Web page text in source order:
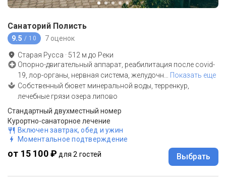
Санаторий Полисть
9.5 / 10 7 оценок
Старая Русса · 512 м до Реки
Опорно-двигательный аппарат, реабилитация после covid-
19, лор-органы, нервная система, желудочн
Показать еще
Собственный бювет минеральной воды, терренкур,
лечебные грязи озера липово
Стандартный двухместный номер
Курортно-санаторное лечение
Включен завтрак, обед и ужин
Моментальное подтверждение
от 15 100 ₽ для 2 гостей Выбрать